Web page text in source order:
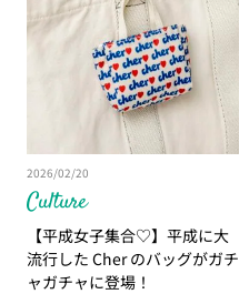
Culture
2026/02/20
【平成女子集合♡】平成に大
流行した Cher のバッグがガチ
ャガチャに登場！